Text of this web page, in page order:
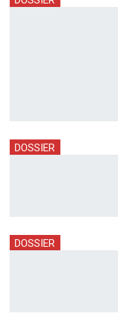
DOSSIER
DOSSIER